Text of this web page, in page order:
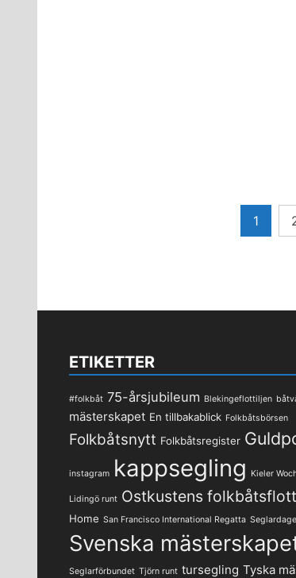
1
ETIKETTER
#folkbåt 75-årsjubileum Blekingeflottiljen
mästerskapet En tillbakablick Folkbåtsbörsen
Folkbåtsnytt Folkbåtsregister
instagram kappsegling Kieler
Lidingö runt Ostkustens
Home San Francisco International Regatta
Svenska
Seglarförbundet Tjörn runt tursegling Tyska